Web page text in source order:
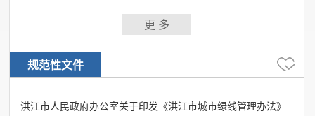
更 多
规范性文件
洪江市人民政府办公室关于印发《洪江市城市绿线管理办法》